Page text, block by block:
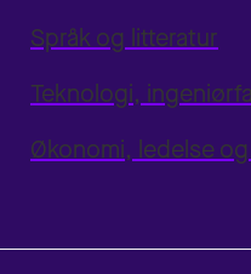
Språk og litteratur
Teknologi,
Økonomi, ledelse